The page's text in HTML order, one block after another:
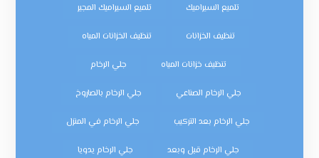
تلميع السيراميك تلميع السيراميك المجير
تنظيف الخزانات تنظيف الخزانات المياه
تنظيف خزانات المياه جلي الرخام
جلي الرخام الصناعي جلي الرخام بالصاروخ
جلي الرخام بعد التركيب جلي الرخام في المنزل
جلي الرخام قبل وبعد جلي الرخام يدويا